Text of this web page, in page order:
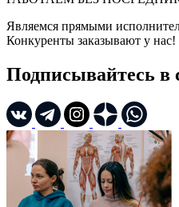
Являемся прямыми
Конкуренты заказывают у нас!
Подписывайтесь в